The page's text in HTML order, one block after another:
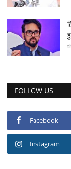
FOLLOW US
Facebook
Instagram